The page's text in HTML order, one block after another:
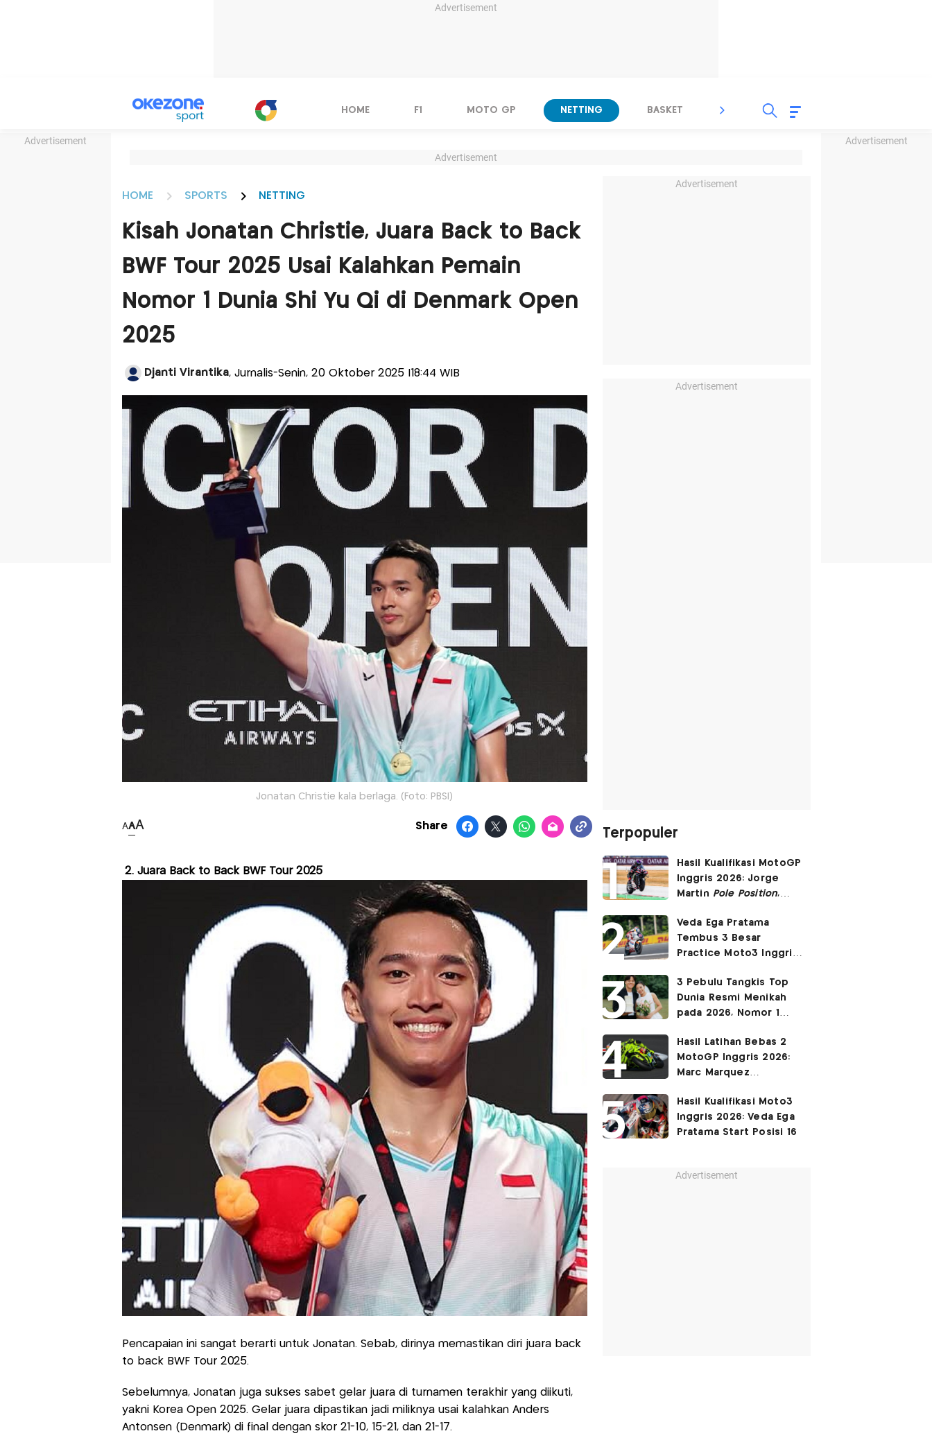
Advertisement
Advertisement Advertisement
HOME F1 MOTO GP NETTING BASKET SPORT LAIN
Advertisement
HOME SPORTS NETTING
Kisah Jonatan Christie, Juara Back to Back
BWF Tour 2025 Usai Kalahkan Pemain
Nomor 1 Dunia Shi Yu Qi di Denmark Open
2025
Djanti Virantika, Jurnalis-Senin, 20 Oktober 2025 |18:44 WIB
Jonatan Christie kala berlaga. (Foto: PBSI)
AAA Share
2. Juara Back to Back BWF Tour 2025
Pencapaian ini sangat berarti untuk Jonatan. Sebab, dirinya memastikan diri juara back
to back BWF Tour 2025.
Sebelumnya, Jonatan juga sukses sabet gelar juara di turnamen terakhir yang diikuti,
yakni Korea Open 2025. Gelar juara dipastikan jadi miliknya usai kalahkan Anders
Antonsen (Denmark) di final dengan skor 21-10, 15-21, dan 21-17.
Advertisement
Advertisement
Terpopuler
Hasil Kualifikasi MotoGP
Inggris 2026: Jorge
Martin Pole Position,
Posisi 6!
Veda Ega Pratama
Tembus 3 Besar
Practice Moto3 Inggris
di Kualifikasi?
3 Pebulu Tangkis Top
Dunia Resmi Menikah
pada 2026, Nomor 1
Hasil Latihan Bebas 2
MotoGP Inggris 2026:
Marc Marquez
Giannantonio Tercepat
Hasil Kualifikasi Moto3
Inggris 2026: Veda Ega
Pratama Start Posisi 16
Advertisement